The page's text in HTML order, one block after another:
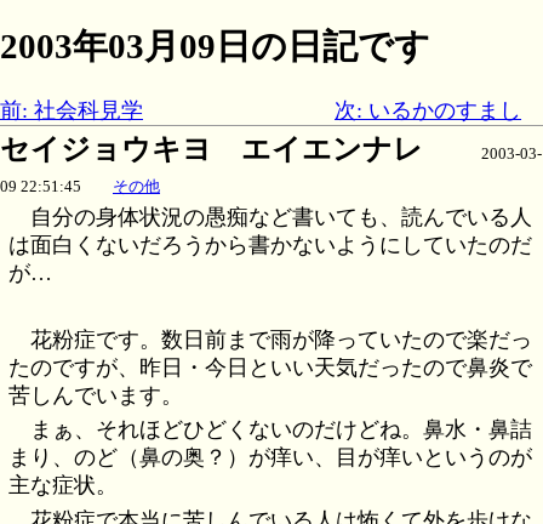
2003年03月09日の日記です
前: 社会科見学 次: いるかのすまし
セイジョウキヨ エイエンナレ
2003-03-
09 22:51:45 その他
自分の身体状況の愚痴など書いても、読んでいる人
は面白くないだろうから書かないようにしていたのだ
が…
花粉症です。数日前まで雨が降っていたので楽だっ
たのですが、昨日・今日といい天気だったので鼻炎で
苦しんでいます。
まぁ、それほどひどくないのだけどね。鼻水・鼻詰
まり、のど（鼻の奥？）が痒い、目が痒いというのが
主な症状。